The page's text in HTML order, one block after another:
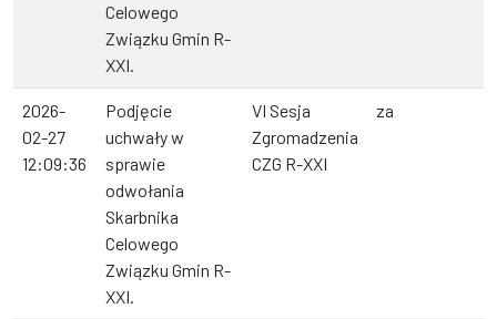
Celowego
Związku Gmin R-
XXI.
2026-
02-27
12:09:36
Podjęcie
uchwały w
sprawie
odwołania
Skarbnika
Celowego
Związku Gmin R-
XXI.
VI Sesja
Zgromadzenia
CZG R-XXI
za